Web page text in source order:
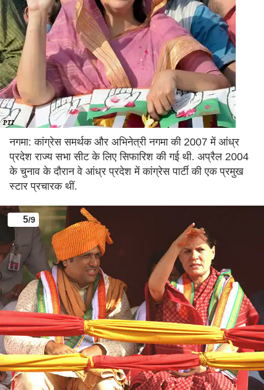
नगमा: कांग्रेस समर्थक और अभिनेत्री नगमा की 2007 में आंध्र
प्रदेश राज्य सभा सीट के लिए सिफारिश की गई थी. अप्रैल 2004
के चुनाव के दौरान वे आंध्र प्रदेश में कांग्रेस पार्टी की एक प्रमुख
स्टार प्रचारक थीं.
5/9